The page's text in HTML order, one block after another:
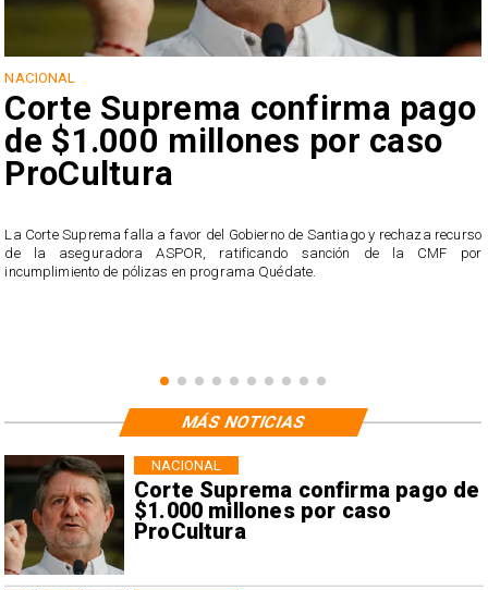
NACIONAL
Corte Suprema confirma pago
de $1.000 millones por caso
ProCultura
La Corte Suprema falla a favor del Gobierno de Santiago y rechaza recurso
de la aseguradora ASPOR, ratificando sanción de la CMF por
incumplimiento de pólizas en programa Quédate.
Corte Suprema confirma pago de
$1.000 millones por caso
ProCultura
NACIONAL
MÁS NOTICIAS